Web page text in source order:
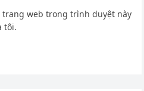
trang web trong trình duyệt này
tôi.